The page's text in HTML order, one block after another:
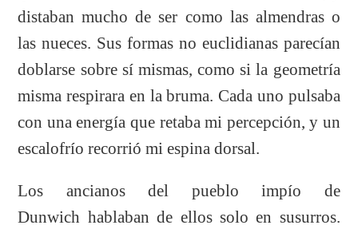
distaban mucho de ser como las almendras o
las nueces. Sus formas no euclidianas parecían
doblarse sobre sí mismas, como si la geometría
misma respirara en la bruma. Cada uno pulsaba
con una energía que retaba mi percepción, y un
escalofrío recorrió mi espina dorsal.
Los ancianos del pueblo impío de
Dunwich hablaban de ellos solo en susurros.